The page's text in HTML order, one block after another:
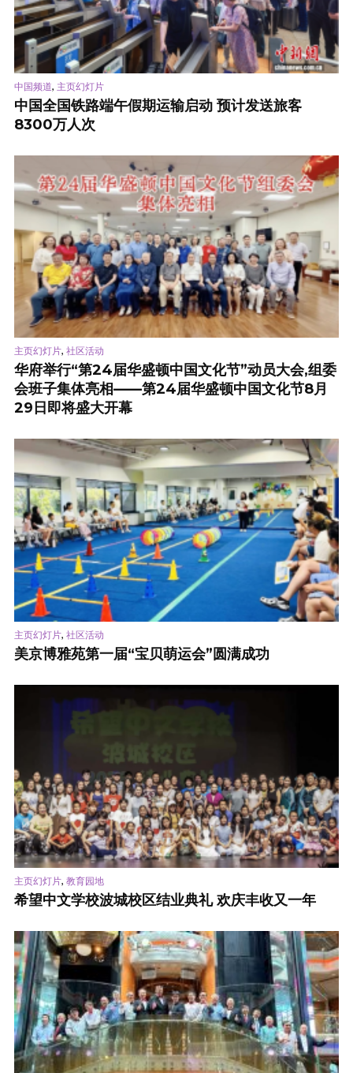
中国频道, 主页幻灯片
中国全国铁路端午假期运输启动 预计发送旅客
8300万人次
主页幻灯片, 社区活动
华府举行“第24届华盛顿中国文化节”动员大会,组委
会班子集体亮相——第24届华盛顿中国文化节8月
29日即将盛大开幕
主页幻灯片, 社区活动
美京博雅苑第一届“宝贝萌运会”圆满成功
主页幻灯片, 教育园地
希望中文学校波城校区结业典礼 欢庆丰收又一年